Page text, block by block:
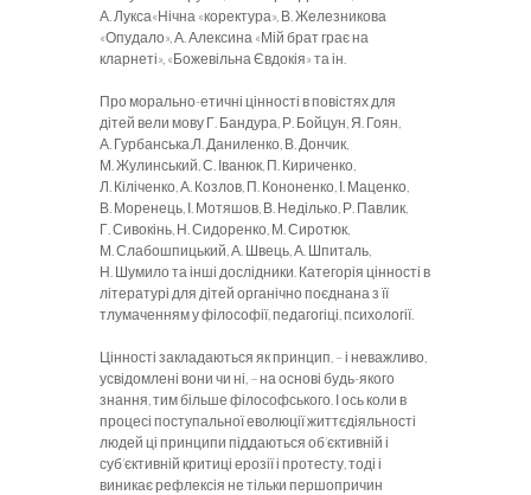
А. Лукса«Нічна «коректура», В. Железникова
«Опудало», А. Алексина «Мій брат грає на
кларнеті», «Божевільна Євдокія» та ін.
Про морально-етичні цінності в повістях для
дітей вели мову Г. Бандура, Р. Бойцун, Я. Гоян,
А. Гурбанська,Л. Даниленко, В. Дончик,
М. Жулинський, С. Іванюк, П. Кириченко,
Л. Кіліченко, А. Козлов, П. Кононенко, І. Маценко,
В. Моренець, І. Мотяшов, В. Неділько, Р. Павлик,
Г. Сивокінь, Н. Сидоренко, М. Сиротюк,
М. Слабошпицький, А. Швець, А. Шпиталь,
Н. Шумило та інші дослідники. Категорія цінності в
літературі для дітей органічно поєднана з її
тлумаченням у філософії, педагогіці, психології.
Цінності закладаються як принцип, – і неважливо,
усвідомлені вони чи ні, – на основі будь-якого
знання, тим більше філософського. І ось коли в
процесі поступальної еволюції життєдіяльності
людей ці принципи піддаються об’єктивній і
суб’єктивній критиці ерозії і протесту, тоді і
виникає рефлексія не тільки першопричин